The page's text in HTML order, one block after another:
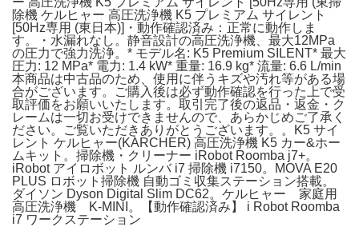
除機 ケルヒャー 高圧洗浄機 K5 プレミアム サイレント
[50Hz専用 (東日本)]・動作確認済み：正常に動作しま
す。・水漏れなし。静音設計の高圧洗浄機、最大12MPa
の圧力で強力洗浄。* モデル名: K5 Premium SILENT* 最大
圧力: 12 MPa* 電力: 1.4 kW* 重量: 16.9 kg* 流量: 6.6 L/min
本商品は中古品のため、使用に伴うキズや汚れ等がある場
合がございます。ご購入後は必ず動作確認を行った上で受
取評価をお願いいたします。取引完了後の返品・返金・ク
レームは一切お受けできませんので、あらかじめご了承く
ださい。ご覧いただきありがとうございます。。K5 サイ
レント ケルヒャー(KARCHER) 高圧洗浄機 K5 カー&ホー
ムキット。掃除機・クリーナー iRobot Roomba j7+。
iRobot アイロボット ルンバ i7 掃除機 i7150。MOVA E20
PLUS ロボット掃除機 自動ゴミ収集ステーション搭載。
ダイソン Dyson Digital Slim DC62。ケルヒャー 家庭用
高圧洗浄機 K-MINI。【動作確認済み】 i Robot Roomba
i7 ワークステーション